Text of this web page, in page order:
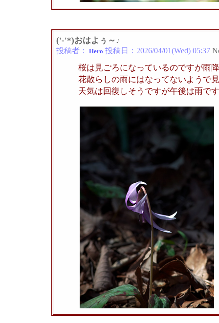
('-'*)おはよぅ～♪
投稿者： Hero 投稿日： 2026/04/01(Wed) 05:37
桜は見ごろになっているのですが雨
花散らしの雨にはなってないようで
天気は回復しそうですが午後は雨で